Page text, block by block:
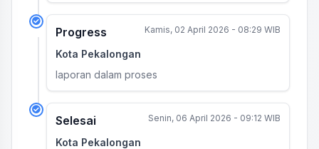
Progress Kamis, 02 April 2026 - 08:29 WIB
Kota Pekalongan
laporan dalam proses
Selesai Senin, 06 April 2026 - 09:12 WIB
Kota Pekalongan